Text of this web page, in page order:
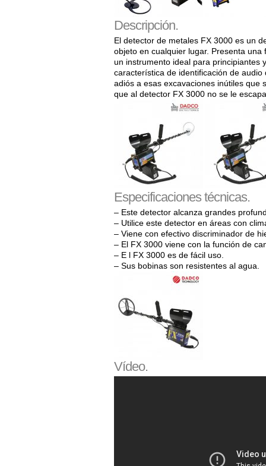
Descripción.
El detector de metales FX 3000 es un
objeto en cualquier lugar. Presenta
un instrumento ideal para principiantes
característica de identificación de
adiós a esas excavaciones inútiles que
que al detector FX 3000 no se le
Especificaciones técnicas.
– Este detector alcanza grandes
– Utilice este detector en áreas con
– Viene con efectivo discriminador de
– El FX 3000 viene con la función de
– E l FX 3000 es de fácil uso.
– Sus bobinas son resistentes al agua.
Vídeo.